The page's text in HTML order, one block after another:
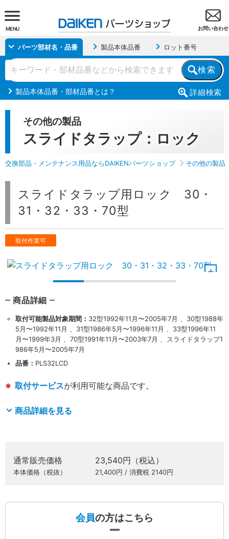
お問い合わせ
MENU
パーツ部材名・品番 製品本体品番 ロット番号
検索
詳細検索
製品本体品番・部材品番とは？
その他の製品
スライドタラップ：ロック
交換部品・メンテナンス用品ならDAIKENパーツショップ その他の製品
スライドタラップ用ロック 30・
31・32・33・70型
取付作業可
商品詳細
取付可能製品対象期間： 32型1992年11月〜2005年7月 、30型1988年
5月〜1992年11月 、31型1986年5月〜1996年11月 、33型1996年11
月〜1999年3月 、70型1991年11月〜2003年7月 、スライドタラップ1
986年5月〜2005年7月
品番： PLS32LCD
取付サービスが利用可能な商品です。
商品詳細を見る
通常販売価格 23,540円（税込）
本体価格（税抜） 21,400円 / 消費税 2140円
会員の方はこちら